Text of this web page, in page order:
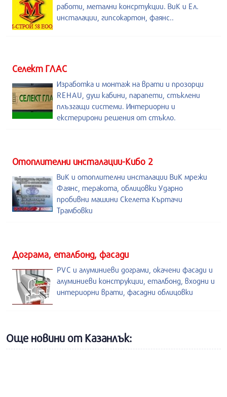
работи, метални консртукции. ВиК и Ел.
инсталации, гипсокартон, фаянс..
Селект ГЛАС
Изработка и монтаж на врати и прозорци
REHAU, душ кабини, парапети, стъклени
плъзгащи системи. Интериорни и
екстерирони решения от стъкло.
Отоплителни инсталации-Кибо 2
ВиК и отоплителни инсталации ВиК мрежи
Фаянс, теракота, облицовки Ударно
пробивни машини Скелета Къртачи
Трамбовки
Дограма, еталбонд, фасади
PVC и алуминиеви дограми, окачени фасади и
алуминиеви конструкции, еталбонд, входни и
интериорни врати, фасадни облицовки
Още новини от Казанлък: